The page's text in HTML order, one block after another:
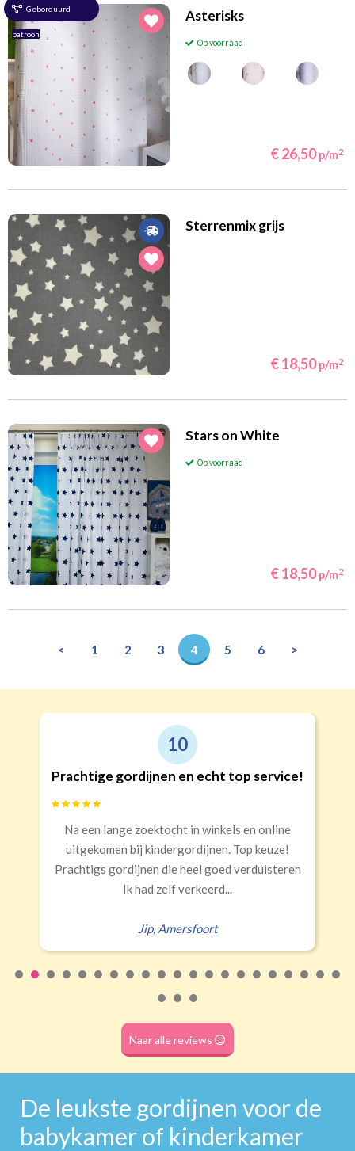
Geborduurd
patroon
Asterisks
Op voorraad
€ 26,50 p/m2
Sterrenmix grijs
€ 18,50 p/m2
Stars on White
Op voorraad
€ 18,50 p/m2
< 1 2 3 4 5 6 >
9
Goede kwaliteit en service!
Snelle levering, alles netjes aangekomen
Erald,Zeist
Naar alle reviews
De leukste gordijnen voor de
babykamer of kinderkamer